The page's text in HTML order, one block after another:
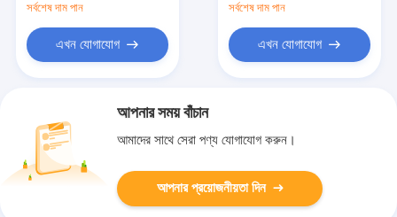
সর্বশেষ দাম পান
এখন যোগাযোগ
সর্বশেষ দাম পান
এখন যোগাযোগ
আপনার সময় বাঁচান
আমাদের সাথে সেরা পণ্য যোগাযোগ করুন।
আপনার প্রয়োজনীয়তা দিন